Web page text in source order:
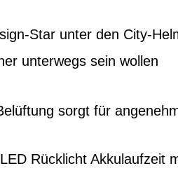
Star unter den City-
unterwegs sein wollen
sorgt für
Rücklicht Akkulaufzeit